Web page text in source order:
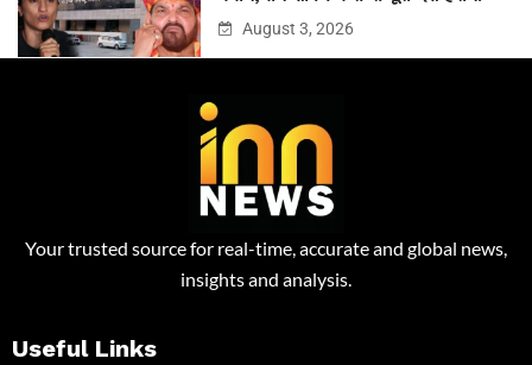
August 3, 2026
Your trusted source for real-time, accurate and global news,
insights and analysis.
Useful Links